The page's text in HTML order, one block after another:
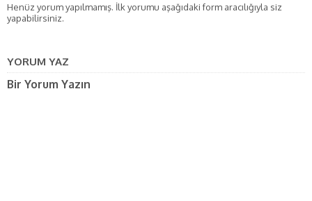
Henüz yorum yapılmamış. İlk yorumu aşağıdaki form aracılığıyla siz
yapabilirsiniz.
YORUM YAZ
Bir Yorum Yazın